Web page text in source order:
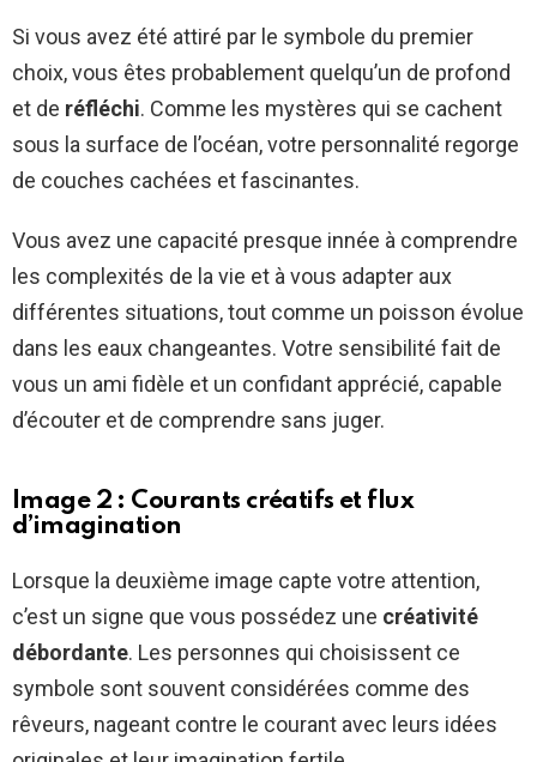
Si vous avez été attiré par le symbole du premier
choix, vous êtes probablement quelqu’un de profond
et de réfléchi. Comme les mystères qui se cachent
sous la surface de l’océan, votre personnalité regorge
de couches cachées et fascinantes.
Vous avez une capacité presque innée à comprendre
les complexités de la vie et à vous adapter aux
différentes situations, tout comme un poisson évolue
dans les eaux changeantes. Votre sensibilité fait de
vous un ami fidèle et un confidant apprécié, capable
d’écouter et de comprendre sans juger.
Image 2 : Courants créatifs et flux
d’imagination
Lorsque la deuxième image capte votre attention,
c’est un signe que vous possédez une créativité
débordante. Les personnes qui choisissent ce
symbole sont souvent considérées comme des
rêveurs, nageant contre le courant avec leurs idées